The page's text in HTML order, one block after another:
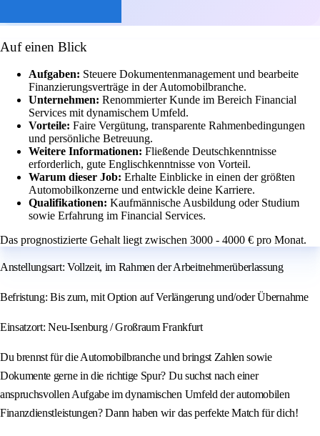
Auf einen Blick
Aufgaben: Steuere Dokumentenmanagement und bearbeite
Finanzierungsverträge in der Automobilbranche.
Unternehmen: Renommierter Kunde im Bereich Financial
Services mit dynamischem Umfeld.
Vorteile: Faire Vergütung, transparente Rahmenbedingungen
und persönliche Betreuung.
Weitere Informationen: Fließende Deutschkenntnisse
erforderlich, gute Englischkenntnisse von Vorteil.
Warum dieser Job: Erhalte Einblicke in einen der größten
Automobilkonzerne und entwickle deine Karriere.
Qualifikationen: Kaufmännische Ausbildung oder Studium
sowie Erfahrung im Financial Services.
Das prognostizierte Gehalt liegt zwischen 3000 - 4000 € pro Monat.
Anstellungsart: Vollzeit, im Rahmen der Arbeitnehmerüberlassung
Befristung: Bis zum, mit Option auf Verlängerung und/oder Übernahme
Einsatzort: Neu-Isenburg / Großraum Frankfurt
Du brennst für die Automobilbranche und bringst Zahlen sowie
Dokumente gerne in die richtige Spur? Du suchst nach einer
anspruchsvollen Aufgabe im dynamischen Umfeld der automobilen
Finanzdienstleistungen? Dann haben wir das perfekte Match für dich!